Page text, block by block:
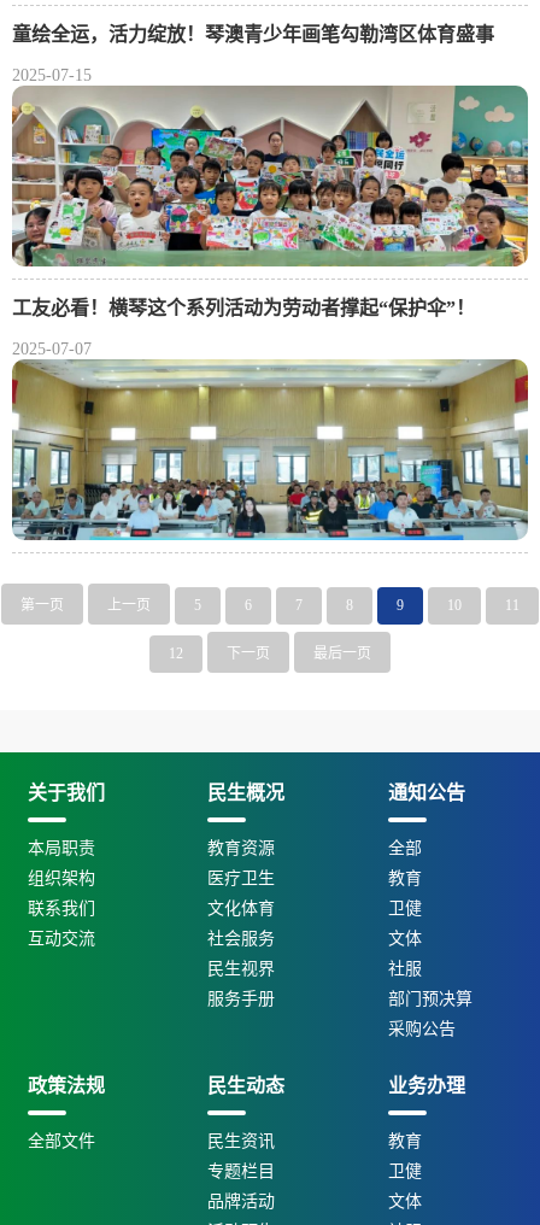
童绘全运，活力绽放！琴澳青少年画笔勾勒湾区体育盛事
2025-07-15
工友必看！横琴这个系列活动为劳动者撑起“保护伞”！
2025-07-07
第一页 上一页 5 6 7 8 9 10 11
12 下一页 最后一页
关于我们
本局职责
组织架构
联系我们
互动交流
民生概况
教育资源
医疗卫生
文化体育
社会服务
民生视界
服务手册
通知公告
全部
教育
卫健
文体
社服
部门预决算
采购公告
政策法规
全部文件
民生动态
民生资讯
专题栏目
品牌活动
业务办理
教育
卫健
文体